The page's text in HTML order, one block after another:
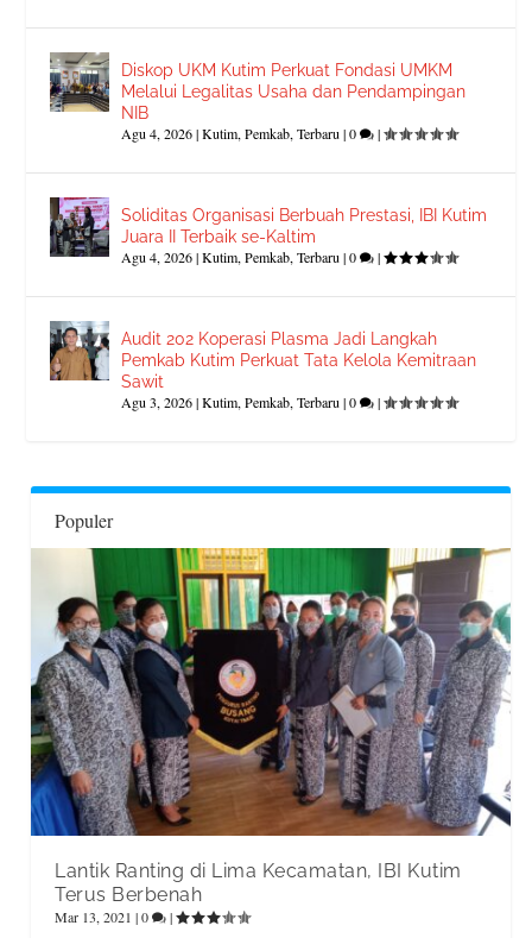
Diskop UKM Kutim Perkuat Fondasi UMKM
Melalui Legalitas Usaha dan Pendampingan
NIB
Agu 4, 2026|Kutim,Pemkab,Terbaru |0 |
Soliditas Organisasi Berbuah Prestasi, IBI Kutim
Juara II Terbaik se-Kaltim
Agu 4, 2026|Kutim,Pemkab,Terbaru |0 |
Audit 202 Koperasi Plasma Jadi Langkah
Pemkab Kutim Perkuat Tata Kelola Kemitraan
Sawit
Agu 3, 2026|Kutim,Pemkab,Terbaru |0 |
Populer
Lantik Ranting di Lima Kecamatan, IBI Kutim
Terus Berbenah
Mar 13, 2021 |0 |